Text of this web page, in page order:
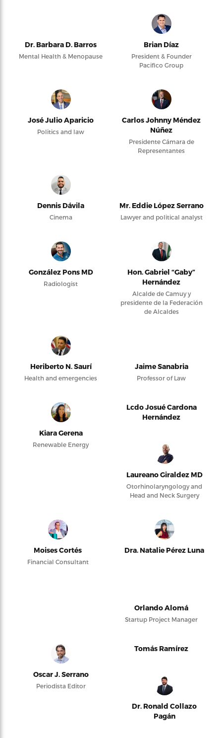
Dr. Barbara D. Barros
Mental Health & Menopause
Brian Díaz
President & Founder
Pacifico Group
José Julio Aparicio
Politics and law
Carlos Johnny Méndez
Núñez
Presidente Cámara de
Representantes
Dennis Dávila
Cinema
Mr. Eddie López Serrano
Lawyer and political analyst
González Pons MD
Radiologist
Hon. Gabriel “Gaby”
Hernández
Alcalde de Camuy y
presidente de la Federación
de Alcaldes
Heriberto N. Saurí
Health and emergencies
Jaime Sanabria
Professor of Law
Kiara Gerena
Renewable Energy
Lcdo Josué Cardona
Hernández
Laureano Giraldez MD
Otorhinolaryngology and
Head and Neck Surgery
Moises Cortés
Financial Consultant
Dra. Natalie Pérez Luna
Orlando Alomá
Startup Project Manager
Oscar J. Serrano
Periodista Editor
Tomás Ramírez
Dr. Ronald Collazo
Pagán